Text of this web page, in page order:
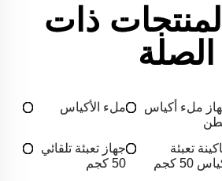
ذات
الصلة
ملء أكياس
ملء الأكياس
تعبئة
50 كجم
جهاز تعبئة تلقائي
50 كجم